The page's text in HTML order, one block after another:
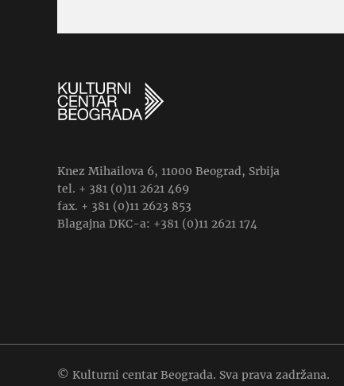
Knez Mihailova 6, 11000 Beograd, Srbija
tel. + 381 (0)11 2621 469
fax. + 381 (0)11 2623 853
Blagajna DKC-a: +381 (0)11 2621 174
© Kulturni centar Beograda. Sva prava zadržana.